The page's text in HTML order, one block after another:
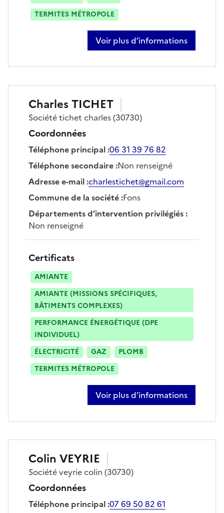
TERMITES MÉTROPOLE
Voir plus d’informations
sur jérôme hennebert
Charles TICHET
Sociététichet charles(30730)
Coordonnées
Téléphone principal:06 31 39 76 82
Téléphone secondaire:Non renseigné
Adresse e-mail:charlestichet@gmail.com
Commune de la société:Fons
Départements d’intervention privilégiés:
Non renseigné
Certificats
AMIANTE
AMIANTE (MISSIONS SPÉCIFIQUES,
BÂTIMENTS COMPLEXES)
PERFORMANCE ÉNERGÉTIQUE (DPE
INDIVIDUEL)
ÉLECTRICITÉ
GAZ
PLOMB
TERMITES MÉTROPOLE
Voir plus d’informations
sur charles tichet
Colin VEYRIE
Sociétéveyrie colin (30730)
Coordonnées
Téléphone principal:07 69 50 82 61